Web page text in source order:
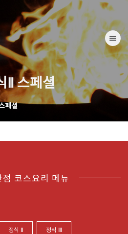
Toggle
Ⅱ 스페셜
페셜
점 코스요리 메뉴
정식 Ⅱ 정식 Ⅲ